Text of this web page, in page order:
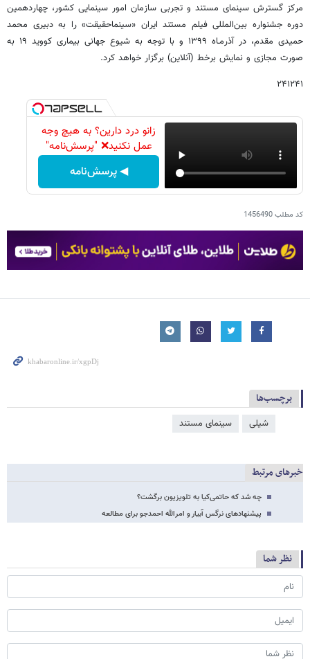
مرکز گسترش سینمای مستند و تجربی سازمان امور سینمایی کشور، چهاردهمین
دوره جشنواره بین‌المللی فیلم مستند ایران «سینماحقیقت» را به دبیری محمد
حمیدی مقدم، در آذرمـاه ۱۳۹۹ و با توجه به شیوع جهانی بیماری کووید ۱۹ به
صورت مجازی و نمایش برخط (آنلاین) برگزار خواهد کرد.
۲۴۱۲۴۱
زانو درد دارین؟ به هیچ وجه
عمل نکنید❌ "پرسش‌نامه"
◀ پرسش‌نامه
کد مطلب1456490
برچسب‌ها
شیلی سینمای مستند
خبرهای مرتبط
چه شد که حاتمی‌کیا به تلویزیون برگشت؟
پیشنهادهای نرگس آبیار و امرالله احمدجو برای مطالعه
نظر شما